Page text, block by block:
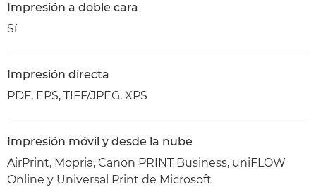
Impresión a doble cara
Sí
Impresión directa
PDF, EPS, TIFF/JPEG, XPS
Impresión móvil y desde la nube
AirPrint, Mopria, Canon PRINT Business, uniFLOW
Online y Universal Print de Microsoft